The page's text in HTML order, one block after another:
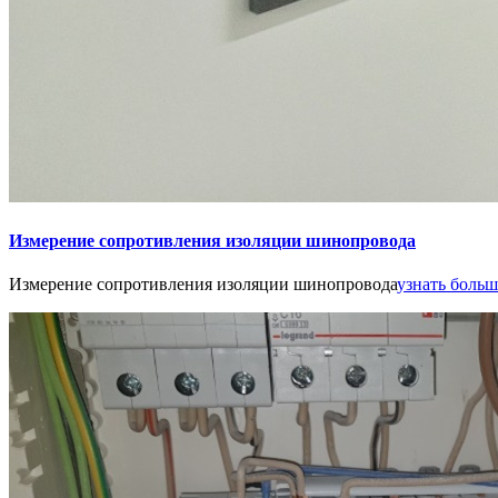
Измерение сопротивления изоляции шинопровода
Измерение сопротивления изоляции шинопроводаузнать